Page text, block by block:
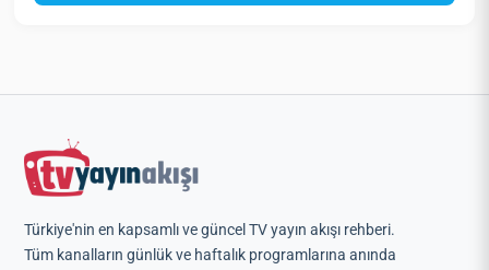
Türkiye'nin en kapsamlı ve güncel TV yayın akışı rehberi.
Tüm kanalların günlük ve haftalık programlarına anında